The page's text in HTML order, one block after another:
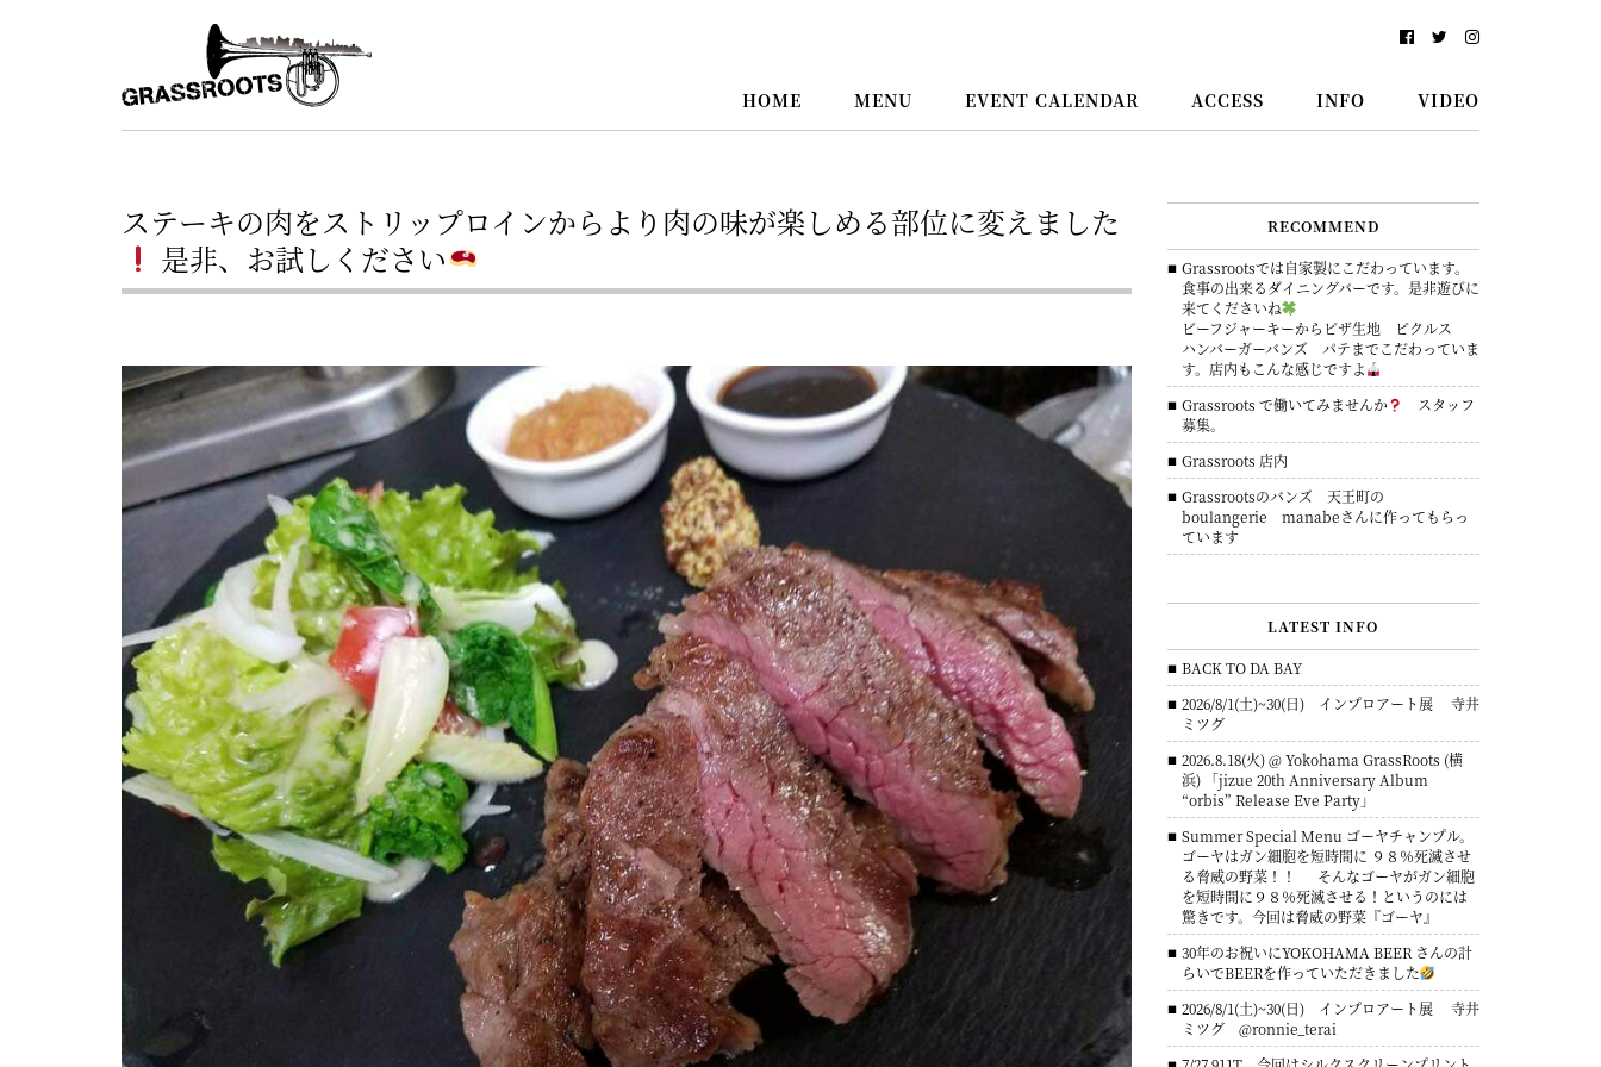
浜
グ
ス
ル
ー
–
YOKOHAMA
Grassroots
–
駅
北
口
か
ら
歩
約
3
分・
鶴
町
に
あ
る
ダ
イ
ー
HOME MENU EVENT CALENDAR ACCESS INFO VIDEO
ステーキの肉をストリップロインからより肉の味が楽しめる部位に変えました
是非、お試しください
RECOMMEND
Grassrootsでは自家製にこだわっています。
食事の出来るダイニングバーです。是非遊びに
来てくださいね
ビーフジャーキーからピザ生地 ピクルス
ハンバーガーバンズ パテまでこだわっていま
す。店内もこんな感じですよ
Grassroots で働いてみませんか
スタッフ
募集。
Grassroots 店内
Grassrootsのバンズ 天王町の
boulangerie manabeさんに作ってもらっ
ています
LATEST INFO
BACK TO DA BAY
2026/8/1(土)~30(日) インプロアート展 寺井
ミツグ
2026.8.18(火) @ Yokohama GrassRoots (横
浜) 「jizue 20th Anniversary Album
“orbis” Release Eve Party」
Summer Special Menu ゴーヤチャンプル。
ゴーヤはガン細胞を短時間に ９８％死滅させ
る脅威の野菜！！ そんなゴーヤがガン細胞
を短時間に９８％死滅させる！というのには
驚きです。今回は脅威の野菜『ゴーヤ』
30年のお祝いにYOKOHAMA BEER さんの計
らいでBEERを作っていただきました
2026/8/1(土)~30(日) インプロアート展 寺井
ミツグ @ronnie_terai